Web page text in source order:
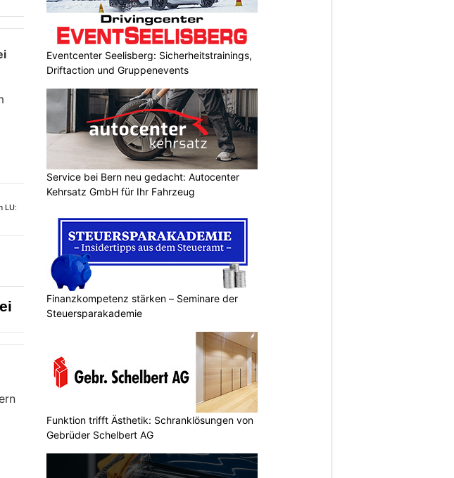
Eventcenter Seelisberg: Sicherheitstrainings,
Driftaction und Gruppenevents
Service bei Bern neu gedacht: Autocenter
Kehrsatz GmbH für Ihr Fahrzeug
Finanzkompetenz stärken – Seminare der
Steuersparakademie
Funktion trifft Ästhetik: Schranklösungen von
Gebrüder Schelbert AG